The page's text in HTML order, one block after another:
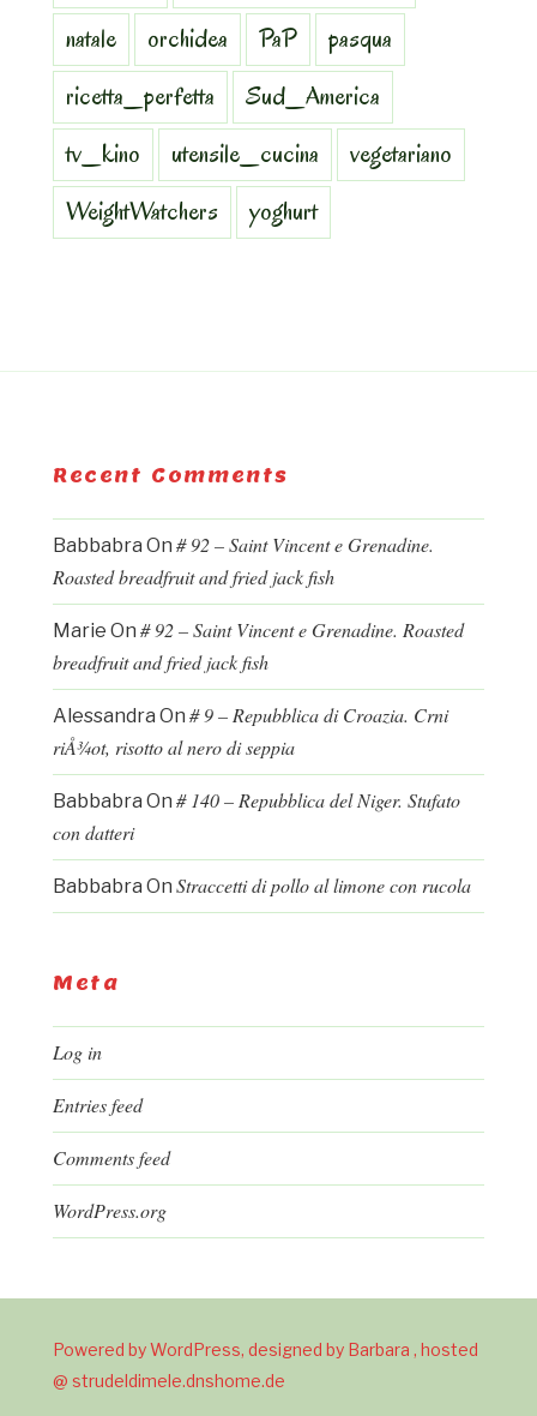
natale
orchidea PaP
pasqua
ricetta_perfetta
Sud_America
tv_kino
utensile_cucina
vegetariano
WeightWatchers
yoghurt
Recent Comments
Babbabra On # 92 – Saint Vincent e Grenadine.
Roasted breadfruit and fried jack fish
Marie On # 92 – Saint Vincent e Grenadine. Roasted
breadfruit and fried jack fish
Alessandra On # 9 – Repubblica di Croazia. Crni
riÅ¾ot, risotto al nero di seppia
Babbabra On # 140 – Repubblica del Niger. Stufato
con datteri
Babbabra On Straccetti di pollo al limone con rucola
Meta
Log in
Entries feed
Comments feed
WordPress.org
Powered by WordPress, designed by Barbara , hosted
@ strudeldimele.dnshome.de